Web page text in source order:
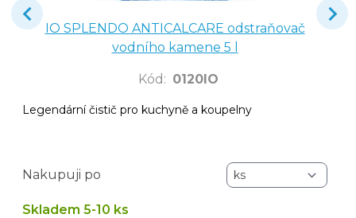
IO SPLENDO ANTICALCARE odstraňovač
vodního kamene 5 l
Kód : 0120IO
Legendární čistič pro kuchyně a koupelny
Nakupuji po
Skladem 5-10 ks